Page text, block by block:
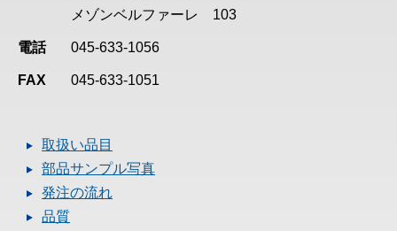
メゾンベルファーレ 103
電話 045-633-1056
FAX 045-633-1051
取扱い品目
部品サンプル写真
発注の流れ
品質